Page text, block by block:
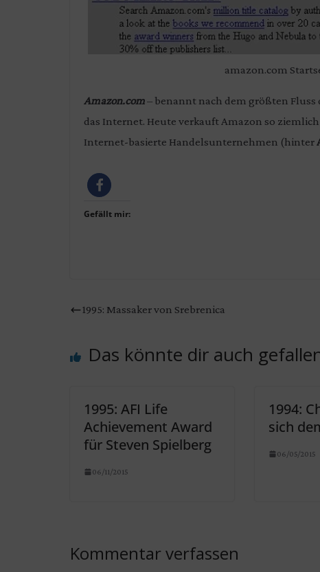
amazon.com
Amazon.com– benannt nach dem größten
das Internet. Heute verkauft Amazon so
Internet-basierte Handelsunternehmen (hinter
Gefällt mir:
1995: Massaker von Srebrenica
Das könnte dir auch
1995: AFI Life
Achievement Award
für Steven Spielberg
06/11/2015
1994:
sich
06/05/2015
Kommentar verfassen